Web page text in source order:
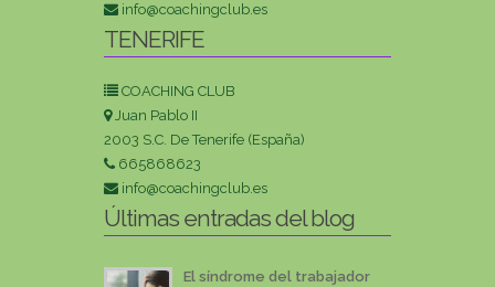
info@coachingclub.es
TENERIFE
COACHING CLUB
Juan Pablo II
2003 S.C. De Tenerife (España)
665868623
info@coachingclub.es
Últimas entradas del blog
El síndrome del trabajador